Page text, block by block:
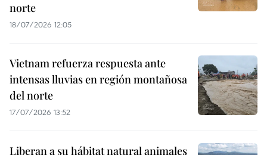
norte
18/07/2026 12:05
Vietnam refuerza respuesta ante
intensas lluvias en región montañosa
del norte
17/07/2026 13:52
Liberan a su hábitat natural animales